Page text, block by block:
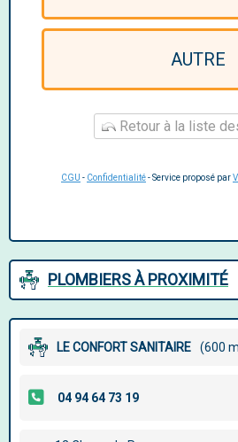
AUTRE
Retour à la liste
CGU - Confidentialité- Service proposé par
PLOMBIERS À PROXIMITÉ
LE CONFORT SANITAIRE (600